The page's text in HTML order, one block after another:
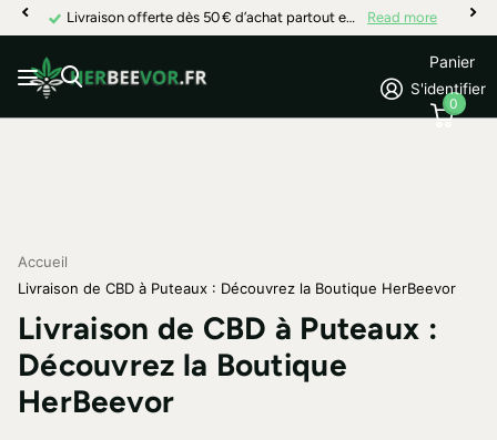
Livraison offerte dès 50 € d’achat partout en France Read more
S'identifier
Panier
0
Accueil
Livraison de CBD à Puteaux : Découvrez la Boutique HerBeevor
Livraison de CBD à Puteaux :
Découvrez la Boutique
HerBeevor